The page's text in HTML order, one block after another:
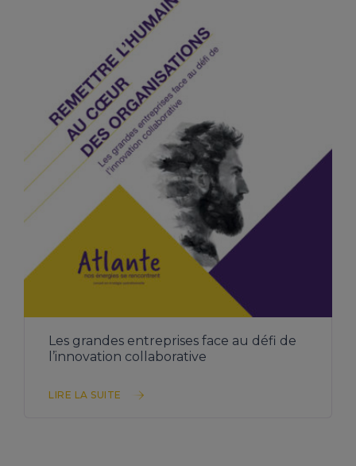
Les grandes entreprises face au défi de
l’innovation collaborative
LIRE LA SUITE
TÉLÉCHARGER L’ÉTUDE